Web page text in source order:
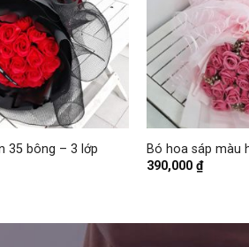
35 bông – 3 lớp
Bó hoa sáp màu
390,000₫